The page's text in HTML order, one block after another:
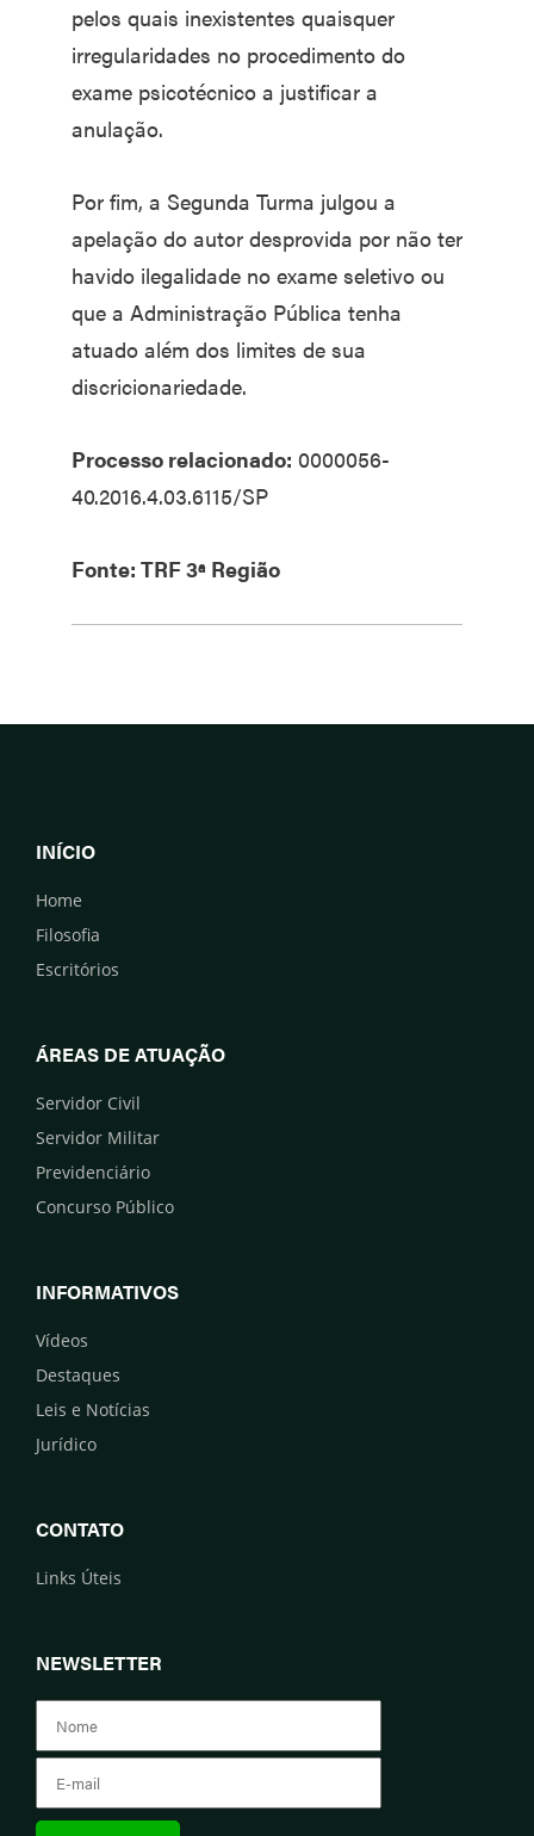
pelos quais inexistentes quaisquer
irregularidades no procedimento do
exame psicotécnico a justificar a
anulação.
Por fim, a Segunda Turma julgou a
apelação do autor desprovida por não ter
havido ilegalidade no exame seletivo ou
que a Administração Pública tenha
atuado além dos limites de sua
discricionariedade.
Processo relacionado: 0000056-
40.2016.4.03.6115/SP
Fonte: TRF 3ª Região
INÍCIO
Home
Filosofia
Escritórios
ÁREAS DE ATUAÇÃO
Servidor Civil
Servidor Militar
Previdenciário
Concurso Público
INFORMATIVOS
Vídeos
Destaques
Leis e Notícias
Jurídico
CONTATO
Links Úteis
NEWSLETTER